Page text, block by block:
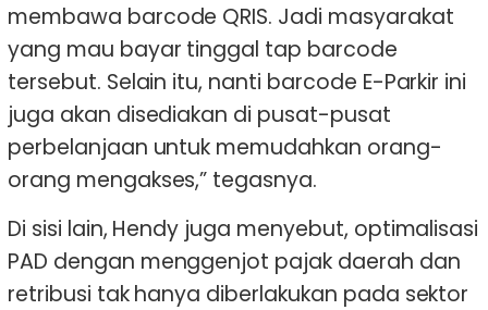
membawa barcode QRIS. Jadi masyarakat
yang mau bayar tinggal tap barcode
tersebut. Selain itu, nanti barcode E-Parkir ini
juga akan disediakan di pusat-pusat
perbelanjaan untuk memudahkan orang-
orang mengakses,” tegasnya.
Di sisi lain, Hendy juga menyebut, optimalisasi
PAD dengan menggenjot pajak daerah dan
retribusi tak hanya diberlakukan pada sektor